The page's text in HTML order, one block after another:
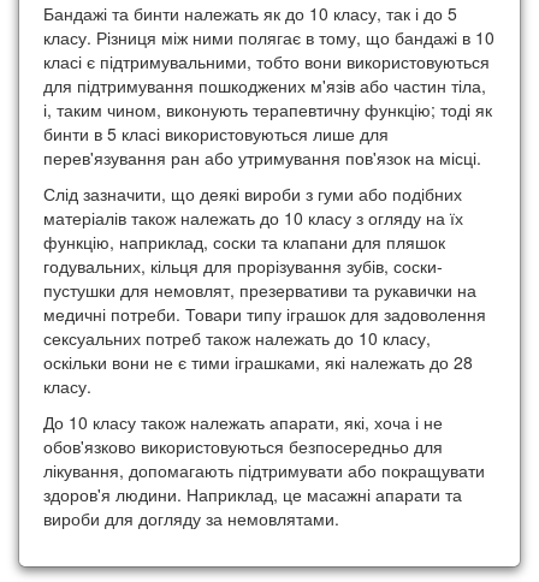
Бандажі та бинти належать як до 10 класу, так і до 5
класу. Різниця між ними полягає в тому, що бандажі в 10
класі є підтримувальними, тобто вони використовуються
для підтримування пошкоджених м'язів або частин тіла,
і, таким чином, виконують терапевтичну функцію; тоді як
бинти в 5 класі використовуються лише для
перев'язування ран або утримування пов'язок на місці.
Слід зазначити, що деякі вироби з гуми або подібних
матеріалів також належать до 10 класу з огляду на їх
функцію, наприклад, соски та клапани для пляшок
годувальних, кільця для прорізування зубів, соски-
пустушки для немовлят, презервативи та рукавички на
медичні потреби. Товари типу іграшок для задоволення
сексуальних потреб також належать до 10 класу,
оскільки вони не є тими іграшками, які належать до 28
класу.
До 10 класу також належать апарати, які, хоча і не
обов'язково використовуються безпосередньо для
лікування, допомагають підтримувати або покращувати
здоров'я людини. Наприклад, це масажні апарати та
вироби для догляду за немовлятами.